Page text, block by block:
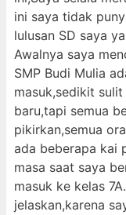
ini saya tidak
lulusan SD saya
Awalnya saya
SMP Budi Mulia
masuk,sedikit
baru,tapi semua
pikirkan,semua
ada beberapa kai
masa saat saya
masuk ke kelas
jelaskan,karena